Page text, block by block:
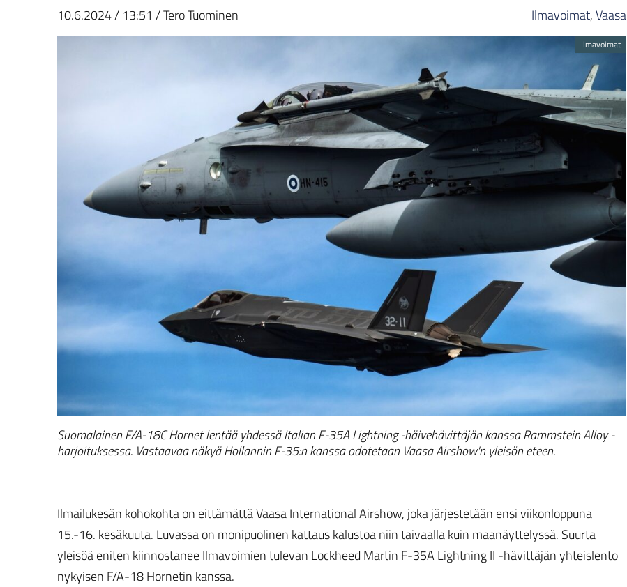
10.6.2024/ 13:51 /Tero Tuominen Ilmavoimat,Vaasa
Ilmavoimat
Suomalainen F/A-18C Hornet lentää yhdessä Italian F-35A Lightning -häivehävittäjän kanssa Rammstein Alloy -
harjoituksessa. Vastaavaa näkyä Hollannin F-35:n kanssa odotetaan Vaasa Airshow'n yleisön eteen.
Ilmailukesän kohokohta on eittämättä Vaasa International Airshow, joka järjestetään ensi viikonloppuna
15.-16. kesäkuuta. Luvassa on monipuolinen kattaus kalustoa niin taivaalla kuin maanäyttelyssä. Suurta
yleisöä eniten kiinnostanee Ilmavoimien tulevan Lockheed Martin F-35A Lightning II -hävittäjän yhteislento
nykyisen F/A-18 Hornetin kanssa.